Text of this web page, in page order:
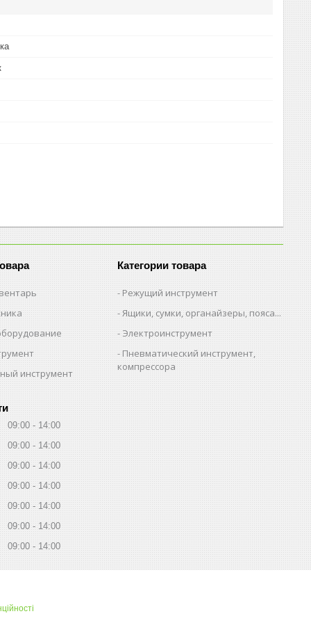
инструмент
Категории товара
Режущий инструмент
Ящики, сумки, органайзеры, пояса...
Электроинструмент
Пневматический инструмент,
компрессора
09:00
14:00
09:00
14:00
09:00
14:00
09:00
14:00
09:00
14:00
09:00
14:00
09:00 14:00